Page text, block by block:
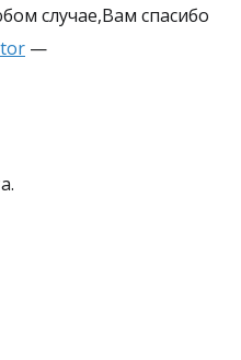
случае,Вам спасибо
—